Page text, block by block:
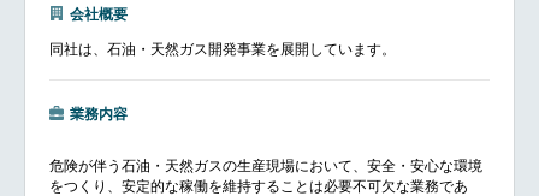
会社概要
同社は、石油・天然ガス開発事業を展開しています。
業務内容
危険が伴う石油・天然ガスの生産現場において、安全・安心な環境
をつくり、安定的な稼働を維持することは必要不可欠な業務であ